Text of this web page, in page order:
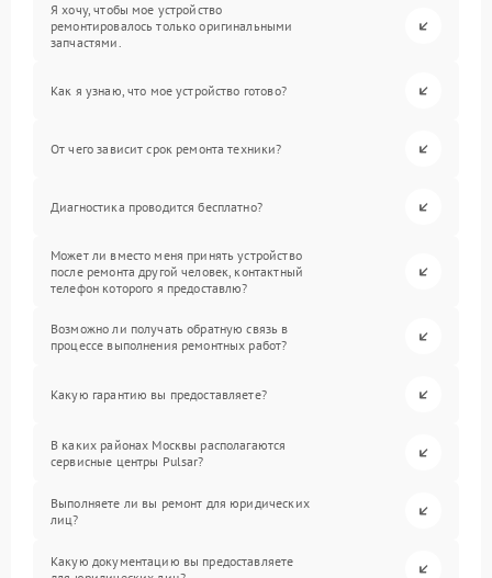
Я хочу, чтобы мое устройство
ремонтировалось только оригинальными
запчастями.
Как я узнаю, что мое устройство готово?
От чего зависит срок ремонта техники?
Диагностика проводится бесплатно?
Может ли вместо меня принять устройство
после ремонта другой человек, контактный
телефон которого я предоставлю?
Возможно ли получать обратную связь в
процессе выполнения ремонтных работ?
Какую гарантию вы предоставляете?
В каких районах Москвы располагаются
сервисные центры Pulsar?
Выполняете ли вы ремонт для юридических
лиц?
Какую документацию вы предоставляете